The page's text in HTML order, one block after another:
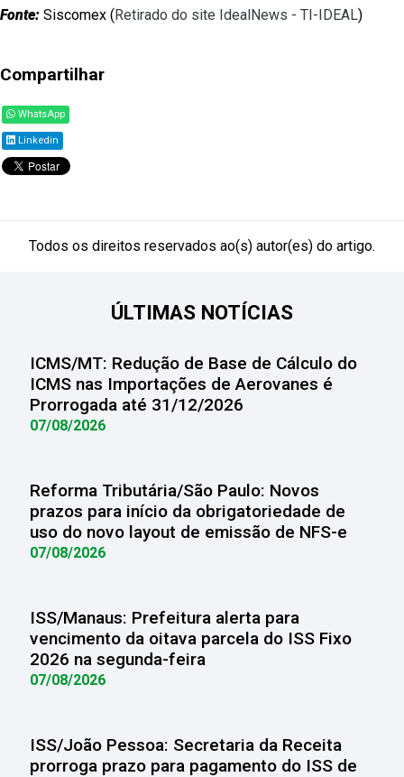
Fonte: Siscomex (Retirado do site IdealNews - TI-IDEAL)
Compartilhar
WhatsApp
Linkedin
Todos os direitos reservados ao(s) autor(es) do artigo.
ÚLTIMAS NOTÍCIAS
ICMS/MT: Redução de Base de Cálculo do
ICMS nas Importações de Aerovanes é
Prorrogada até 31/12/2026
07/08/2026
Reforma Tributária/São Paulo: Novos
prazos para início da obrigatoriedade de
uso do novo layout de emissão de NFS-e
07/08/2026
ISS/Manaus: Prefeitura alerta para
vencimento da oitava parcela do ISS Fixo
2026 na segunda-feira
07/08/2026
ISS/João Pessoa: Secretaria da Receita
prorroga prazo para pagamento do ISS de